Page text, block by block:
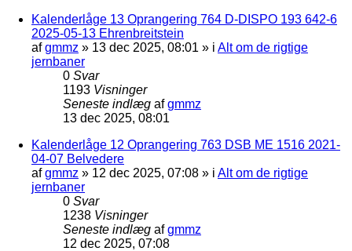
Kalenderlåge 13 Oprangering 764 D-DISPO 193 642-6
2025-05-13 Ehrenbreitstein
afgmmz » 13 dec 2025, 08:01 » i Alt om de rigtige
jernbaner
0 Svar
1193 Visninger
Seneste indlæg afgmmz
13 dec 2025, 08:01
Kalenderlåge 12 Oprangering 763 DSB ME 1516 2021-
04-07 Belvedere
afgmmz » 12 dec 2025, 07:08 » i Alt om de rigtige
jernbaner
0 Svar
1238 Visninger
Seneste indlæg afgmmz
12 dec 2025, 07:08